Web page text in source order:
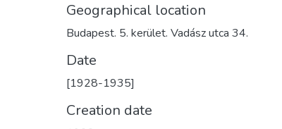
Geographical location
Budapest. 5. kerület. Vadász utca 34.
Date
[1928-1935]
Creation date